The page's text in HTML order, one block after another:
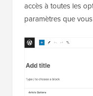
accès à toutes les
paramètres que